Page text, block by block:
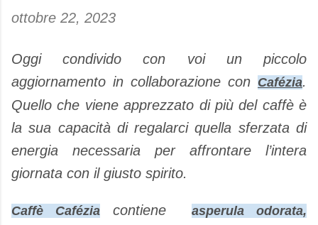
ottobre 22, 2023
Oggi condivido con voi un piccolo
aggiornamento in collaborazione con Cafézia.
Quello che viene apprezzato di più del caffè è
la sua capacità di regalarci quella sferzata di
energia necessaria per affrontare l’intera
giornata con il giusto spirito.
Caffè Cafézia contiene asperula odorata,